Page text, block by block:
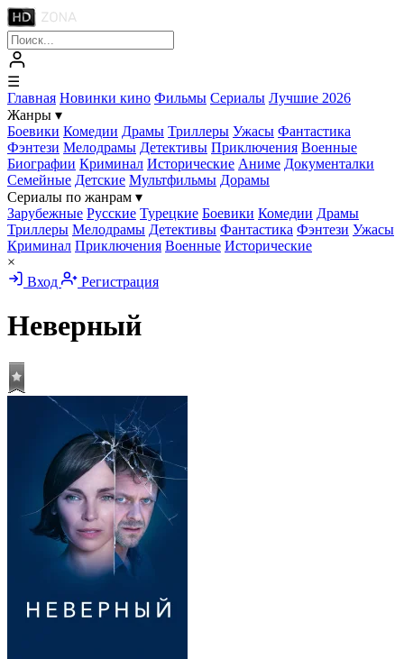
☰
Главная Новинки кино Фильмы Сериалы Лучшие 2026
Жанры ▾
Боевики Комедии Драмы Триллеры Ужасы Фантастика
Фэнтези Мелодрамы Детективы Приключения Военные
Биографии Криминал Исторические Аниме Документалки
Семейные Детские Мультфильмы Дорамы
Сериалы по жанрам ▾
Зарубежные Русские Турецкие Боевики Комедии Драмы
Триллеры Мелодрамы Детективы Фантастика Фэнтези Ужасы
Криминал Приключения Военные Исторические
×
Вход
Регистрация
Неверный